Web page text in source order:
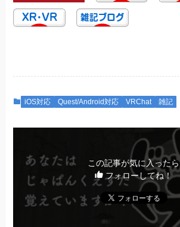
iOS対応 Quest/Android対応 VRChat 雑記
この記事が気に入ったら
フォローしてね！